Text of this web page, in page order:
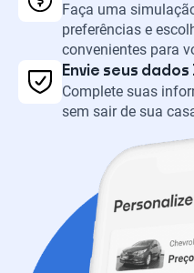
Faça uma
preferências e
convenientes para
Envie seus dados
Complete suas
sem sair de sua